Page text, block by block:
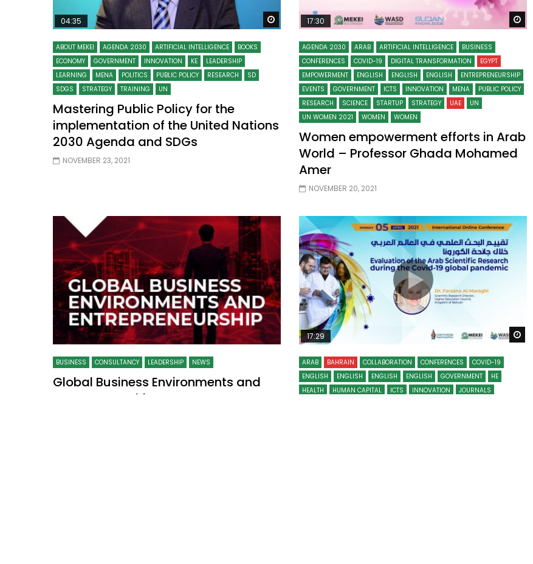
Watch Later
04:35
ABOUT MEKEI AGENDA 2030 ARTIFICIAL INTELLIGENCE
BOOKS
ECONOMY
GOVERNMENT INNOVATION KE
LEADERSHIP
LEARNING
MENA POLITICS PUBLIC POLICY RESEARCH
SD
SDGS
STRATEGY TRAINING UN
Mastering Public Policy for the
implementation of the United Nations
2030 Agenda and SDGs
NOVEMBER 23, 2021
17:30
AGENDA 2030 ARAB ARTIFICIAL INTELLIGENCE
BUSINESS
CONFERENCES
COVID-19 DIGITAL TRANSFORMATION
EGYPT
EMPOWERMENT
ENGLISH ENGLISH ENGLISH
ENTREPRENEURSHIP
EVENTS
GOVERNMENT ICTS INNOVATION MENA
PUBLIC POLICY
RESEARCH
SCIENCE STARTUP STRATEGY UAE
UN
UN WOMEN 2021
WOMEN WOMEN
Women empowerment efforts in Arab
World – Professor Ghada Mohamed
Amer
NOVEMBER 20, 2021
BUSINESS CONSULTANCY LEADERSHIP NEWS
Global Business Environments and
Entrepreneurship
17:29
ARAB BAHRAIN COLLABORATION CONFERENCES
COVID-19
ENGLISH
ENGLISH ENGLISH ENGLISH GOVERNMENT
HE
HEALTH
HUMAN CAPITAL ICTS INNOVATION
JOURNALS